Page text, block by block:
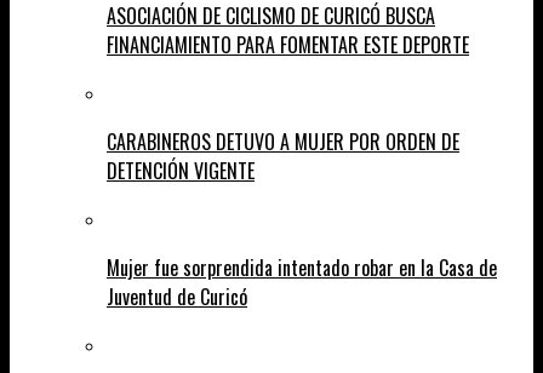
ASOCIACIÓN DE CICLISMO DE CURICÓ BUSCA
FINANCIAMIENTO PARA FOMENTAR ESTE DEPORTE
CARABINEROS DETUVO A MUJER POR ORDEN DE
DETENCIÓN VIGENTE
Mujer fue sorprendida intentado robar en la Casa de
Juventud de Curicó